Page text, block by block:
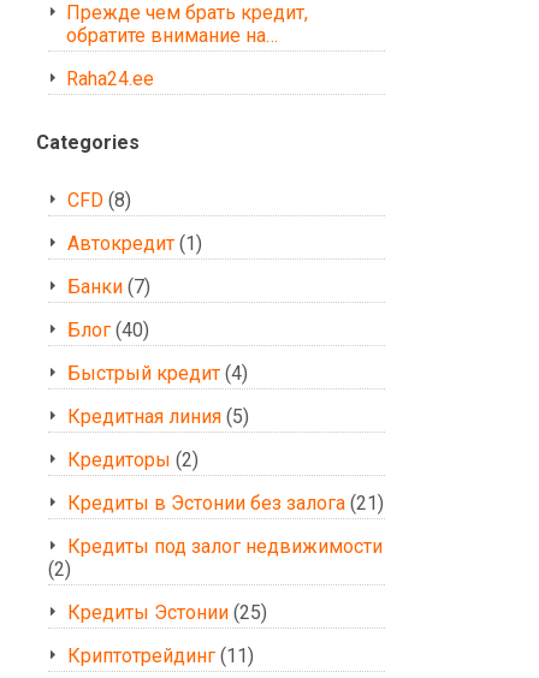
Прежде чем брать кредит,
обратите внимание на…
Raha24.ee
Categories
CFD (8)
Автокредит (1)
Банки (7)
Блог (40)
Быстрый кредит (4)
Кредитная линия (5)
Кредиторы (2)
Кредиты в Эстонии без залога (21)
Кредиты под залог недвижимости
(2)
Кредиты Эстонии (25)
Криптотрейдинг (11)